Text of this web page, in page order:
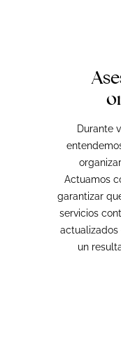
Durante
Actuamos
garantizar
servicios
actualizados
un